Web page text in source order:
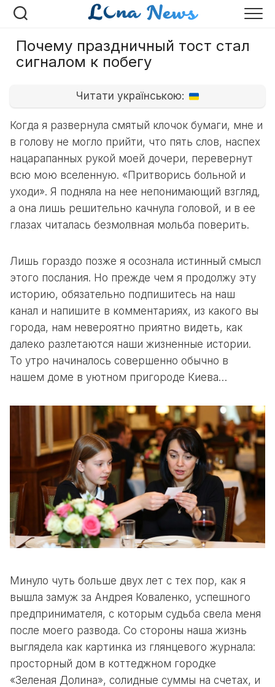
Перейти
Почему праздничный тост стал
сигналом к побегу
Читати українською:
Когда я развернула смятый клочок бумаги, мне и
в голову не могло прийти, что пять слов, наспех
нацарапанных рукой моей дочери, перевернут
всю мою вселенную. «Притворись больной и
уходи». Я подняла на нее непонимающий взгляд,
а она лишь решительно качнула головой, и в ее
глазах читалась безмолвная мольба поверить.
Лишь гораздо позже я осознала истинный смысл
этого послания. Но прежде чем я продолжу эту
историю, обязательно подпишитесь на наш
канал и напишите в комментариях, из какого вы
города, нам невероятно приятно видеть, как
далеко разлетаются наши жизненные истории.
То утро начиналось совершенно обычно в
нашем доме в уютном пригороде Киева…
Минуло чуть больше двух лет с тех пор, как я
вышла замуж за Андрея Коваленко, успешного
предпринимателя, с которым судьба свела меня
после моего развода. Со стороны наша жизнь
выглядела как картинка из глянцевого журнала:
просторный дом в коттеджном городке
«Зеленая Долина», солидные суммы на счетах, и